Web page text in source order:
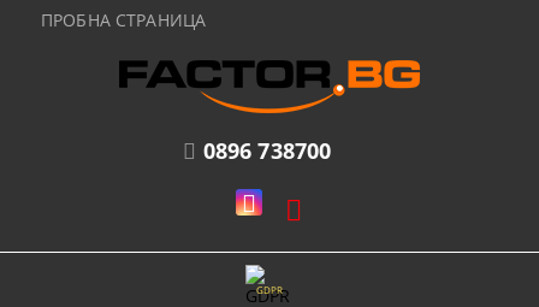
0896 738700
ПРОБНА СТРАНИЦА
GDPR